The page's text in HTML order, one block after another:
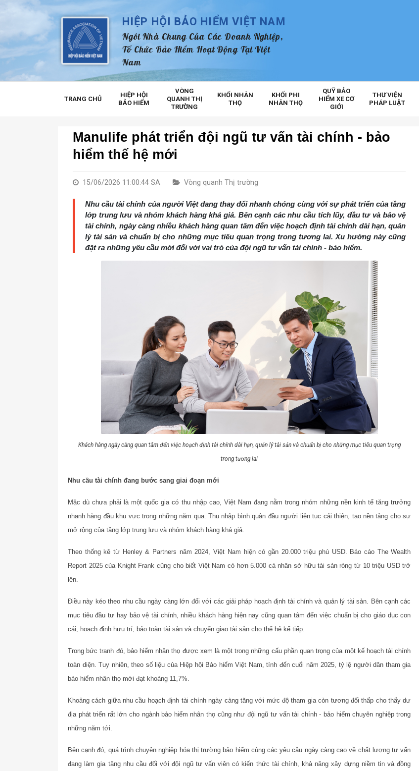
HIỆP HỘI BẢO HIỂM VIỆT NAM
Ngôi Nhà Chung Của Các Doanh Nghiệp,
Tổ Chức Bảo Hiểm Hoạt Động Tại Việt
Nam
TRANG CHỦ
HIỆP HỘI
BẢO HIỂM
VÒNG
QUANH THỊ
TRƯỜNG
KHỐI NHÂN
THỌ
KHỐI PHI
NHÂN THỌ
QUỸ BẢO
HIỂM XE CƠ
GIỚI
THƯ VIỆN
PHÁP LUẬT
Manulife phát triển đội ngũ tư vấn tài chính - bảo
hiểm thế hệ mới
15/06/2026 11:00:44 SA Vòng quanh Thị trường
Nhu cầu tài chính của người Việt đang thay đổi nhanh chóng cùng với sự phát triển của tầng
lớp trung lưu và nhóm khách hàng khá giả. Bên cạnh các nhu cầu tích lũy, đầu tư và bảo vệ
tài chính, ngày càng nhiều khách hàng quan tâm đến việc hoạch định tài chính dài hạn, quản
lý tài sản và chuẩn bị cho những mục tiêu quan trọng trong tương lai. Xu hướng này cũng
đặt ra những yêu cầu mới đối với vai trò của đội ngũ tư vấn tài chính - bảo hiểm.
Khách hàng ngày càng quan tâm đến việc hoạch định tài chính dài hạn, quản lý tài sản và chuẩn bị cho những mục tiêu quan trọng
trong tương lai
Nhu cầu tài chính đang bước sang giai đoạn mới
Mặc dù chưa phải là một quốc gia có thu nhập cao, Việt Nam đang nằm trong nhóm những nền kinh tế tăng trưởng
nhanh hàng đầu khu vực trong những năm qua. Thu nhập bình quân đầu người liên tục cải thiện, tạo nền tảng cho sự
mở rộng của tầng lớp trung lưu và nhóm khách hàng khá giả.
Theo thống kê từ Henley & Partners năm 2024, Việt Nam hiện có gần 20.000 triệu phú USD. Báo cáo The Wealth
Report 2025 của Knight Frank cũng cho biết Việt Nam có hơn 5.000 cá nhân sở hữu tài sản ròng từ 10 triệu USD trở
lên.
Điều này kéo theo nhu cầu ngày càng lớn đối với các giải pháp hoạch định tài chính và quản lý tài sản. Bên cạnh các
mục tiêu đầu tư hay bảo vệ tài chính, nhiều khách hàng hiện nay cũng quan tâm đến việc chuẩn bị cho giáo dục con
cái, hoạch định hưu trí, bảo toàn tài sản và chuyển giao tài sản cho thế hệ kế tiếp.
Trong bức tranh đó, bảo hiểm nhân thọ được xem là một trong những cấu phần quan trọng của một kế hoạch tài chính
toàn diện. Tuy nhiên, theo số liệu của Hiệp hội Bảo hiểm Việt Nam, tính đến cuối năm 2025, tỷ lệ người dân tham gia
bảo hiểm nhân thọ mới đạt khoảng 11,7%.
Khoảng cách giữa nhu cầu hoạch định tài chính ngày càng tăng với mức độ tham gia còn tương đối thấp cho thấy dư
địa phát triển rất lớn cho ngành bảo hiểm nhân thọ cũng như đội ngũ tư vấn tài chính - bảo hiểm chuyên nghiệp trong
những năm tới.
Bên cạnh đó, quá trình chuyên nghiệp hóa thị trường bảo hiểm cùng các yêu cầu ngày càng cao về chất lượng tư vấn
đang làm gia tăng nhu cầu đối với đội ngũ tư vấn viên có kiến thức tài chính, khả năng xây dựng niềm tin và đồng